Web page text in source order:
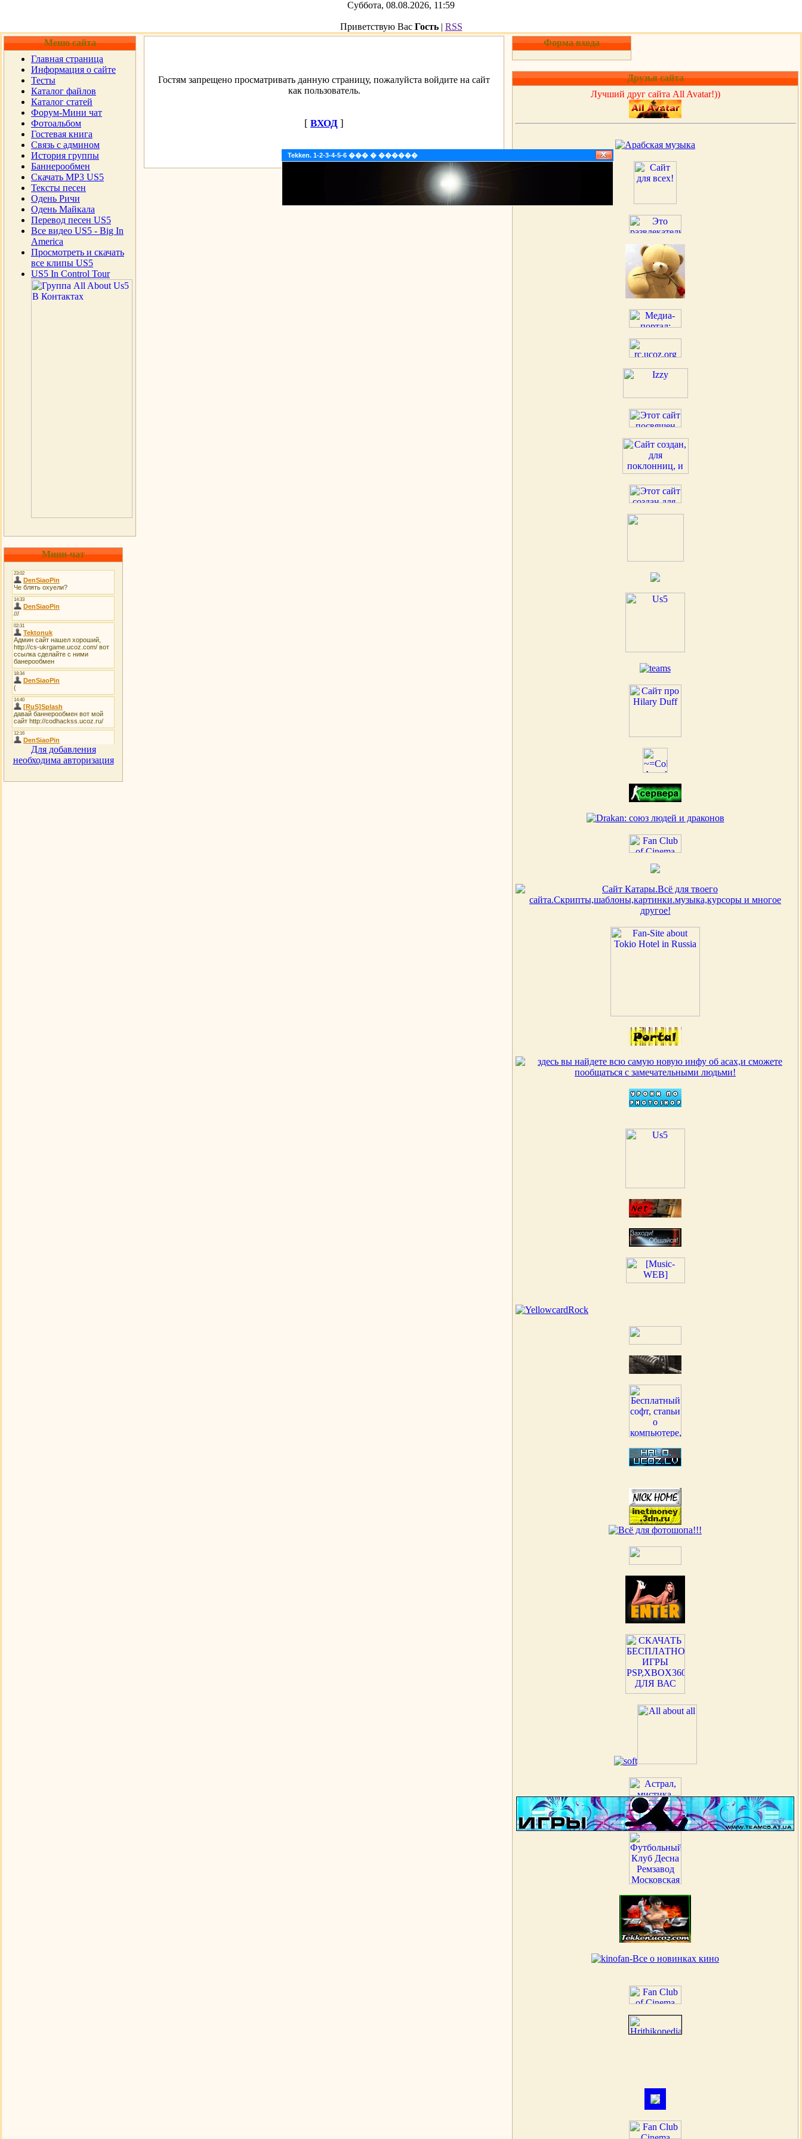
Суббота, 08.08.2026, 11:59
Приветствую Вас Гость| RSS
Меню сайта
Главная страница
Информация о сайте
Тесты
Каталог файлов
Каталог статей
Форум-Мини чат
Фотоальбом
Гостевая книга
Cвязь с админом
История группы
Баннерообмен
Скачать MP3 US5
Тексты песен
Одень Ричи
Одень Майкала
Перевод песен US5
Все видео US5 - Big In
America
Просмотреть и скачать
все клипы US5
US5 In Control Tour
Tekken. 1-2-3-4-5-6 ��� � ������
Мини-чат
Для добавления
необходима авторизация
Гостям запрещено просматривать данную страницу, пожалуйста войдите на сайт
как пользователь.
[ ВХОД ]
Форма входа
Друзья сайта
Лучший друг сайта All Avatar!))